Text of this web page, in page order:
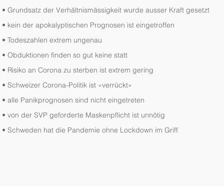
• Grundsatz der Verhältnismässigkeit wurde ausser Kraft gesetzt
• kein der apokalyptischen Prognosen ist eingetroffen
• Todeszahlen extrem ungenau
• Obduktionen finden so gut keine statt
• Risiko an Corona zu sterben ist extrem gering
• Schweizer Corona-Politik ist «verrückt»
• alle Panikprognosen sind nicht eingetreten
• von der SVP geforderte Maskenpflicht ist unnötig
• Schweden hat die Pandemie ohne Lockdown im Griff